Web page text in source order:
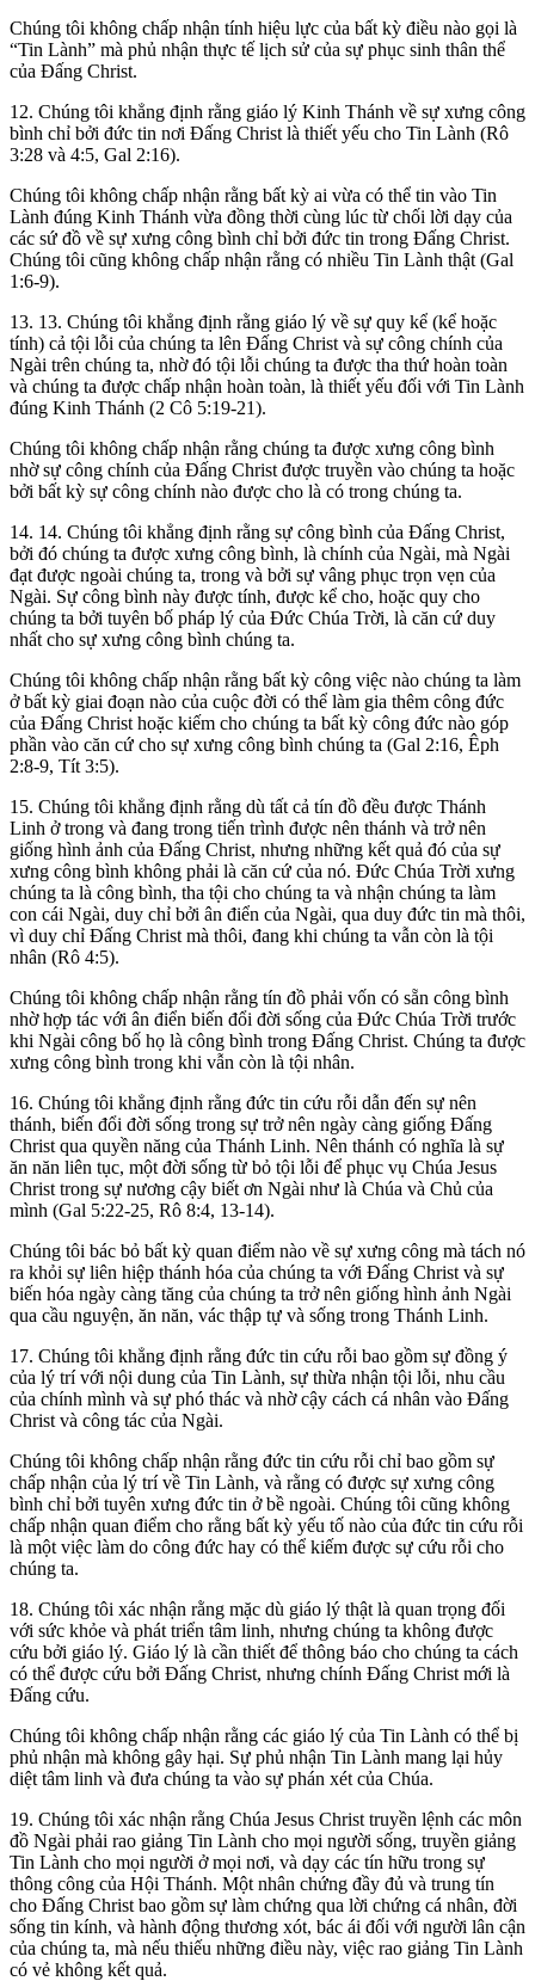
Chúng tôi không chấp nhận tính hiệu lực của bất kỳ điều nào gọi là
“Tin Lành” mà phủ nhận thực tế lịch sử của sự phục sinh thân thể
của Đấng Christ.
12. Chúng tôi khẳng định rằng giáo lý Kinh Thánh về sự xưng công
bình chỉ bởi đức tin nơi Đấng Christ là thiết yếu cho Tin Lành (Rô
3:28 và 4:5, Gal 2:16).
Chúng tôi không chấp nhận rằng bất kỳ ai vừa có thể tin vào Tin
Lành đúng Kinh Thánh vừa đồng thời cùng lúc từ chối lời dạy của
các sứ đồ về sự xưng công bình chỉ bởi đức tin trong Đấng Christ.
Chúng tôi cũng không chấp nhận rằng có nhiều Tin Lành thật (Gal
1:6-9).
13. 13. Chúng tôi khẳng định rằng giáo lý về sự quy kể (kể hoặc
tính) cả tội lỗi của chúng ta lên Đấng Christ và sự công chính của
Ngài trên chúng ta, nhờ đó tội lỗi chúng ta được tha thứ hoàn toàn
và chúng ta được chấp nhận hoàn toàn, là thiết yếu đối với Tin Lành
đúng Kinh Thánh (2 Cô 5:19-21).
Chúng tôi không chấp nhận rằng chúng ta được xưng công bình
nhờ sự công chính của Đấng Christ được truyền vào chúng ta hoặc
bởi bất kỳ sự công chính nào được cho là có trong chúng ta.
14. 14. Chúng tôi khẳng định rằng sự công bình của Đấng Christ,
bởi đó chúng ta được xưng công bình, là chính của Ngài, mà Ngài
đạt được ngoài chúng ta, trong và bởi sự vâng phục trọn vẹn của
Ngài. Sự công bình này được tính, được kể cho, hoặc quy cho
chúng ta bởi tuyên bố pháp lý của Đức Chúa Trời, là căn cứ duy
nhất cho sự xưng công bình chúng ta.
Chúng tôi không chấp nhận rằng bất kỳ công việc nào chúng ta làm
ở bất kỳ giai đoạn nào của cuộc đời có thể làm gia thêm công đức
của Đấng Christ hoặc kiếm cho chúng ta bất kỳ công đức nào góp
phần vào căn cứ cho sự xưng công bình chúng ta (Gal 2:16, Êph
2:8-9, Tít 3:5).
15. Chúng tôi khẳng định rằng dù tất cả tín đồ đều được Thánh
Linh ở trong và đang trong tiến trình được nên thánh và trở nên
giống hình ảnh của Đấng Christ, nhưng những kết quả đó của sự
xưng công bình không phải là căn cứ của nó. Đức Chúa Trời xưng
chúng ta là công bình, tha tội cho chúng ta và nhận chúng ta làm
con cái Ngài, duy chỉ bởi ân điển của Ngài, qua duy đức tin mà thôi,
vì duy chỉ Đấng Christ mà thôi, đang khi chúng ta vẫn còn là tội
nhân (Rô 4:5).
Chúng tôi không chấp nhận rằng tín đồ phải vốn có sẵn công bình
nhờ hợp tác với ân điển biến đổi đời sống của Đức Chúa Trời trước
khi Ngài công bố họ là công bình trong Đấng Christ. Chúng ta được
xưng công bình trong khi vẫn còn là tội nhân.
16. Chúng tôi khẳng định rằng đức tin cứu rỗi dẫn đến sự nên
thánh, biến đổi đời sống trong sự trở nên ngày càng giống Đấng
Christ qua quyền năng của Thánh Linh. Nên thánh có nghĩa là sự
ăn năn liên tục, một đời sống từ bỏ tội lỗi để phục vụ Chúa Jesus
Christ trong sự nương cậy biết ơn Ngài như là Chúa và Chủ của
mình (Gal 5:22-25, Rô 8:4, 13-14).
Chúng tôi bác bỏ bất kỳ quan điểm nào về sự xưng công mà tách nó
ra khỏi sự liên hiệp thánh hóa của chúng ta với Đấng Christ và sự
biến hóa ngày càng tăng của chúng ta trở nên giống hình ảnh Ngài
qua cầu nguyện, ăn năn, vác thập tự và sống trong Thánh Linh.
17. Chúng tôi khẳng định rằng đức tin cứu rỗi bao gồm sự đồng ý
của lý trí với nội dung của Tin Lành, sự thừa nhận tội lỗi, nhu cầu
của chính mình và sự phó thác và nhờ cậy cách cá nhân vào Đấng
Christ và công tác của Ngài.
Chúng tôi không chấp nhận rằng đức tin cứu rỗi chỉ bao gồm sự
chấp nhận của lý trí về Tin Lành, và rằng có được sự xưng công
bình chỉ bởi tuyên xưng đức tin ở bề ngoài. Chúng tôi cũng không
chấp nhận quan điểm cho rằng bất kỳ yếu tố nào của đức tin cứu rỗi
là một việc làm do công đức hay có thể kiếm được sự cứu rỗi cho
chúng ta.
18. Chúng tôi xác nhận rằng mặc dù giáo lý thật là quan trọng đối
với sức khỏe và phát triển tâm linh, nhưng chúng ta không được
cứu bởi giáo lý. Giáo lý là cần thiết để thông báo cho chúng ta cách
có thể được cứu bởi Đấng Christ, nhưng chính Đấng Christ mới là
Đấng cứu.
Chúng tôi không chấp nhận rằng các giáo lý của Tin Lành có thể bị
phủ nhận mà không gây hại. Sự phủ nhận Tin Lành mang lại hủy
diệt tâm linh và đưa chúng ta vào sự phán xét của Chúa.
19. Chúng tôi xác nhận rằng Chúa Jesus Christ truyền lệnh các môn
đồ Ngài phải rao giảng Tin Lành cho mọi người sống, truyền giảng
Tin Lành cho mọi người ở mọi nơi, và dạy các tín hữu trong sự
thông công của Hội Thánh. Một nhân chứng đầy đủ và trung tín
cho Đấng Christ bao gồm sự làm chứng qua lời chứng cá nhân, đời
sống tin kính, và hành động thương xót, bác ái đối với người lân cận
của chúng ta, mà nếu thiếu những điều này, việc rao giảng Tin Lành
có vẻ không kết quả.